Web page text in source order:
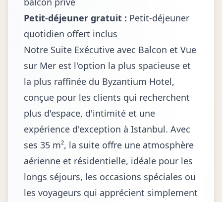
Petit-déjeuner gratuit : Petit-déjeuner
quotidien offert inclus
Notre Suite Exécutive avec Balcon et Vue
sur Mer est l'option la plus spacieuse et
la plus raffinée du Byzantium Hotel,
conçue pour les clients qui recherchent
plus d'espace, d'intimité et une
expérience d'exception à Istanbul. Avec
ses 35 m², la suite offre une atmosphère
aérienne et résidentielle, idéale pour les
longs séjours, les occasions spéciales ou
les voyageurs qui apprécient simplement